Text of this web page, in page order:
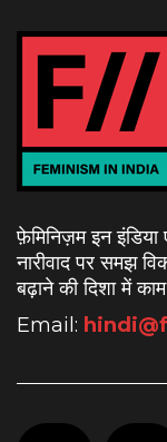
फ़ेमिनिज़म इन इंडिया
नारीवाद पर समझ
बढ़ाने की दिशा में
Email: